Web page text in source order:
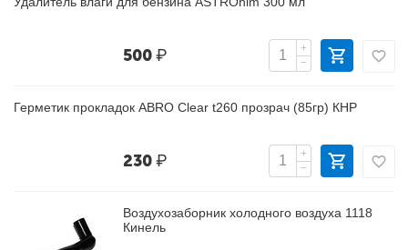
500₽
+
−
Герметик прокладок ABRO Clear t260 прозрач (85гр) КНР
230₽
+
−
Воздухозаборник холодного воздуха 1118
Кинель